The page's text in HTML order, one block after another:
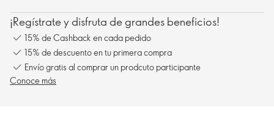
¡Regístrate y disfruta de grandes beneficios!
15% de Cashback en cada pedido
15% de descuento en tu primera compra
Envío gratis al comprar un prodcuto participante
Conoce más